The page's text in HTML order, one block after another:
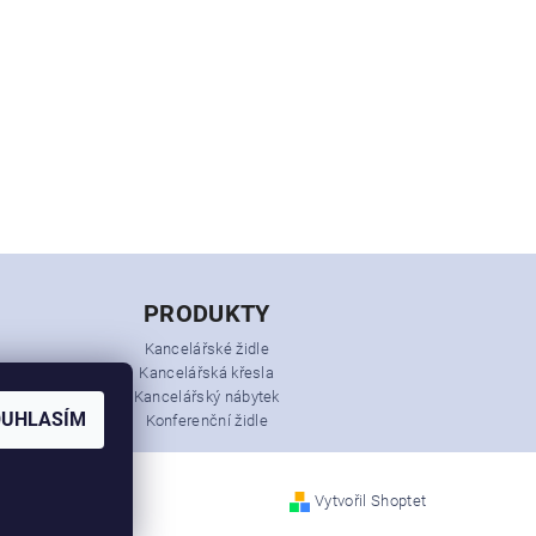
PRODUKTY
Kancelářské židle
Kancelářská křesla
Kancelářský nábytek
Konferenční židle
Vytvořil Shoptet